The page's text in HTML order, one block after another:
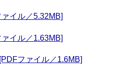
イル／5.32MB]
イル／1.63MB]
ファイル／1.6MB]